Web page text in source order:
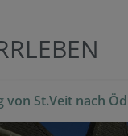
von St.Veit nach